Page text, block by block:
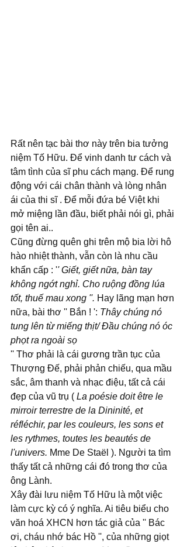
Rất nên tạc bài thơ này trên bia tưởng
niệm Tố Hữu. Để vinh danh tư cách và
tâm tình của sĩ phu cách mạng. Để rung
động với cái chân thành và lòng nhân
ái của thi sĩ . Để mỗi đứa bé Việt khi
mở miệng lần đầu, biết phải nói gì, phải
gọi tên ai..
Cũng đừng quên ghi trên mộ bia lời hô
hào nhiệt thành, vẫn còn là nhu cầu
khẩn cấp : '' Giết, giết nữa, bàn tay
không ngớt nghỉ. Cho ruộng đồng lúa
tốt, thuế mau xong ''. Hay lãng mạn hơn
nữa, bài thơ '' Bắn ! ': Thây chúng nó
tung lên từ miếng thịt/ Đầu chúng nó óc
phọt ra ngoài sọ
'' Thơ phải là cái gương trần tục của
Thượng Đế, phải phản chiếu, qua mầu
sắc, âm thanh và nhạc điệu, tất cả cái
đẹp của vũ trụ ( La poésie doit être le
mirroir terrestre de la Dininité, et
réfléchir, par les couleurs, les sons et
les rythmes, toutes les beautés de
l'univers. Mme De Staël ). Người ta tìm
thấy tất cả những cái đó trong thơ của
ông Lành.
Xây đài lưu niệm Tố Hữu là một việc
làm cực kỳ có ý nghĩa. Ai tiêu biểu cho
văn hoá XHCN hơn tác giả của '' Bác
ơi, cháu nhớ bác Hồ '', của những giọt